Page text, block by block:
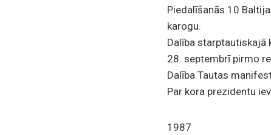
Piedalīšanās 10
karogu.
Dalība starptautiskajā
28. septembrī pirmo
Dalība Tautas
Par kora prezidentu
1987